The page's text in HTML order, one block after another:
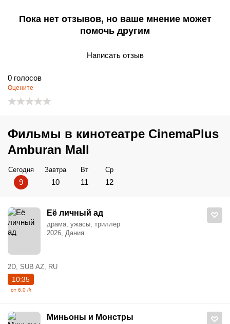
Пока нет отзывов, но ваше мнение может
помочь другим
Написать отзыв
0 голосов
Оцените
Фильмы в кинотеатре CinemaPlus
Amburan Mall
Сегодня
9
Завтра
10
Вт
11
Ср
12
Её личный ад
драма, ужасы, триллер
2026, Дания
2D, SUB AZ, RU
10:35
от 6.0 ₼
Миньоны и Монстры